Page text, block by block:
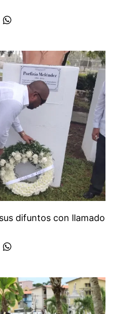
difuntos con llamado